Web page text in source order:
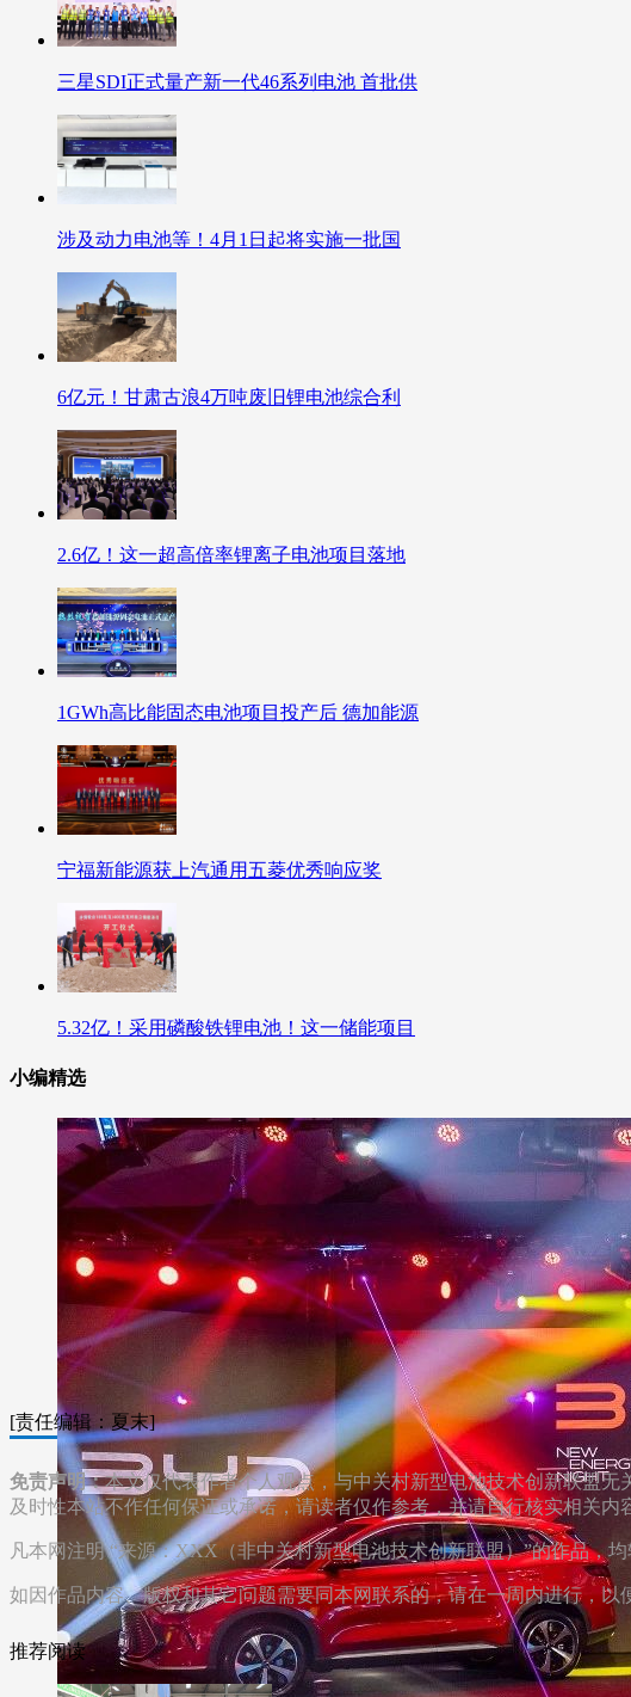
三星SDI正式量产新一代46系列电池 首批供
涉及动力电池等！4月1日起将实施一批国
6亿元！甘肃古浪4万吨废旧锂电池综合利
2.6亿！这一超高倍率锂离子电池项目落地
1GWh高比能固态电池项目投产后 德加能源
宁福新能源获上汽通用五菱优秀响应奖
5.32亿！采用磷酸铁锂电池！这一储能项目
小编精选
[责任编辑：夏末]
免责声明：本文仅代表作者个人观点，与中关村新型电池技术创新联盟
及时性本站不作任何保证或承诺，请读者仅作参考，并请自行核实相关内
凡本网注明 “来源：XXX（非中关村新型电池技术创新联盟）”的作品，
如因作品内容、版权和其它问题需要同本网联系的，请在一周内进行，以
推荐阅读